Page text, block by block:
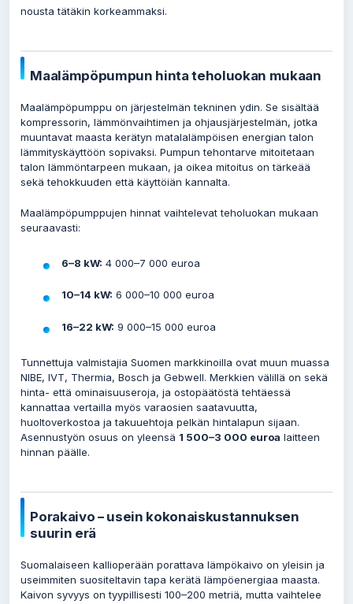
nousta tätäkin korkeammaksi.
Maalämpöpumpun hinta teholuokan mukaan
Maalämpöpumppu on järjestelmän tekninen ydin. Se sisältää
kompressorin, lämmönvaihtimen ja ohjausjärjestelmän, jotka
muuntavat maasta kerätyn matalalämpöisen energian talon
lämmityskäyttöön sopivaksi. Pumpun tehontarve mitoitetaan
talon lämmöntarpeen mukaan, ja oikea mitoitus on tärkeää
sekä tehokkuuden että käyttöiän kannalta.
Maalämpöpumppujen hinnat vaihtelevat teholuokan mukaan
seuraavasti:
6–8 kW: 4 000–7 000 euroa
10–14 kW: 6 000–10 000 euroa
16–22 kW: 9 000–15 000 euroa
Tunnettuja valmistajia Suomen markkinoilla ovat muun muassa
NIBE, IVT, Thermia, Bosch ja Gebwell. Merkkien välillä on sekä
hinta- että ominaisuuseroja, ja ostopäätöstä tehtäessä
kannattaa vertailla myös varaosien saatavuutta,
huoltoverkostoa ja takuuehtoja pelkän hintalapun sijaan.
Asennustyön osuus on yleensä 1 500–3 000 euroa laitteen
hinnan päälle.
Porakaivo – usein kokonaiskustannuksen
suurin erä
Suomalaiseen kallioperään porattava lämpökaivo on yleisin ja
useimmiten suositeltavin tapa kerätä lämpöenergiaa maasta.
Kaivon syvyys on tyypillisesti 100–200 metriä, mutta vaihtelee